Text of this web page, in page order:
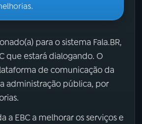
para o sistema Fala.BR,
que estará dialogando. O
de comunicação da
administração pública, por
a EBC a melhorar os serviços e